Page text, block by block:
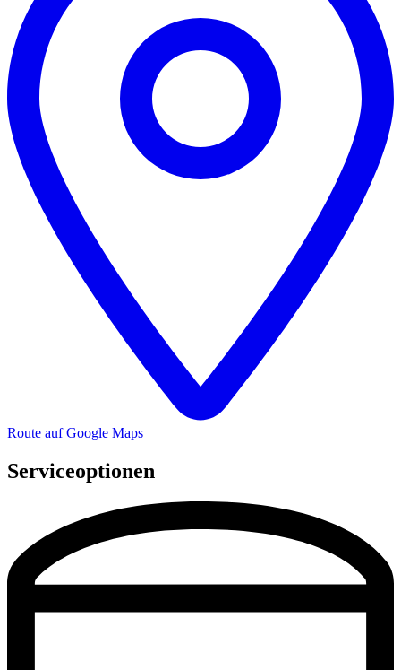
Route auf Google Maps
Serviceoptionen